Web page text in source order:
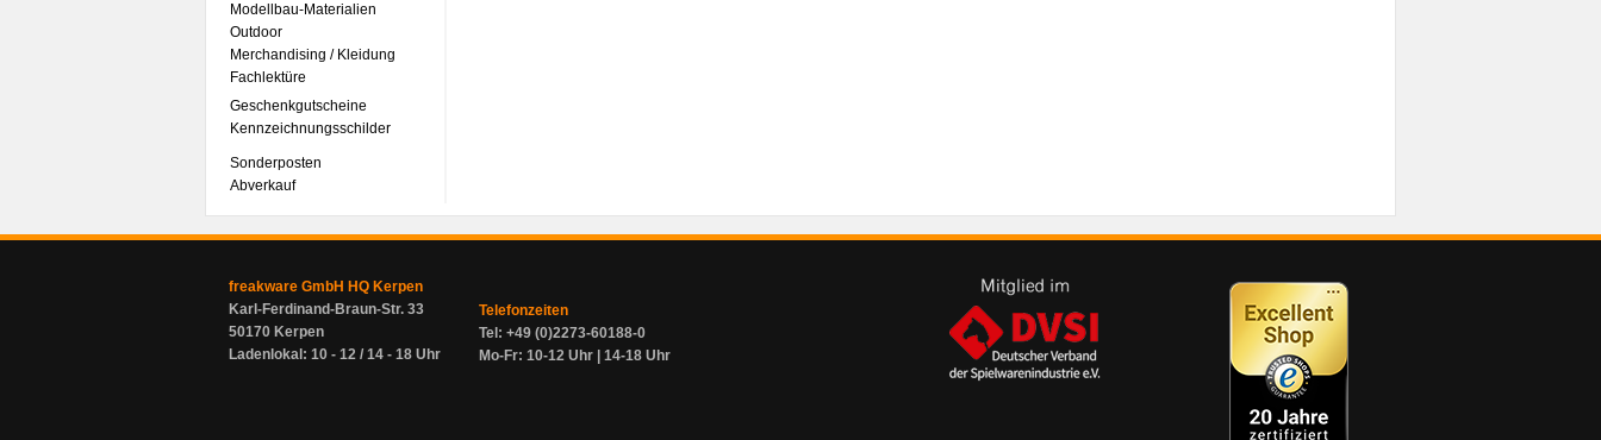
Modellbau-Materialien
Outdoor
Merchandising / Kleidung
Fachlektüre
Geschenkgutscheine
Kennzeichnungsschilder
Sonderposten
Abverkauf
freakware GmbH HQ Kerpen
Karl-Ferdinand-Braun-Str. 33
50170 Kerpen
Ladenlokal: 10 - 12 / 14 - 18 Uhr
Telefonzeiten
Tel: +49 (0)2273-60188-0
Mo-Fr: 10-12 Uhr | 14-18 Uhr